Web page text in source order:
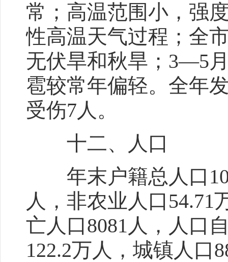
常；高温范围小，强
性高温天气过程；全
无伏旱和秋旱；3—5
雹较常年偏轻。全年
受伤7人。
十二、人口
年末户籍总人口
人，非农业人口54.71
亡人口8081人，人口
122.2万人，城镇人口